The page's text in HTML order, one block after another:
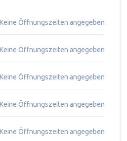
Keine Öffnungszeiten angegeben
Keine Öffnungszeiten angegeben
Keine Öffnungszeiten angegeben
Keine Öffnungszeiten angegeben
Keine Öffnungszeiten angegeben